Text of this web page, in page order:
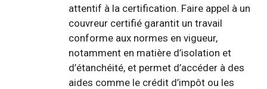
attentif à la certification. Faire appel à un
couvreur certifié garantit un travail
conforme aux normes en vigueur,
notamment en matière d’isolation et
d’étanchéité, et permet d’accéder à des
aides comme le crédit d’impôt ou les